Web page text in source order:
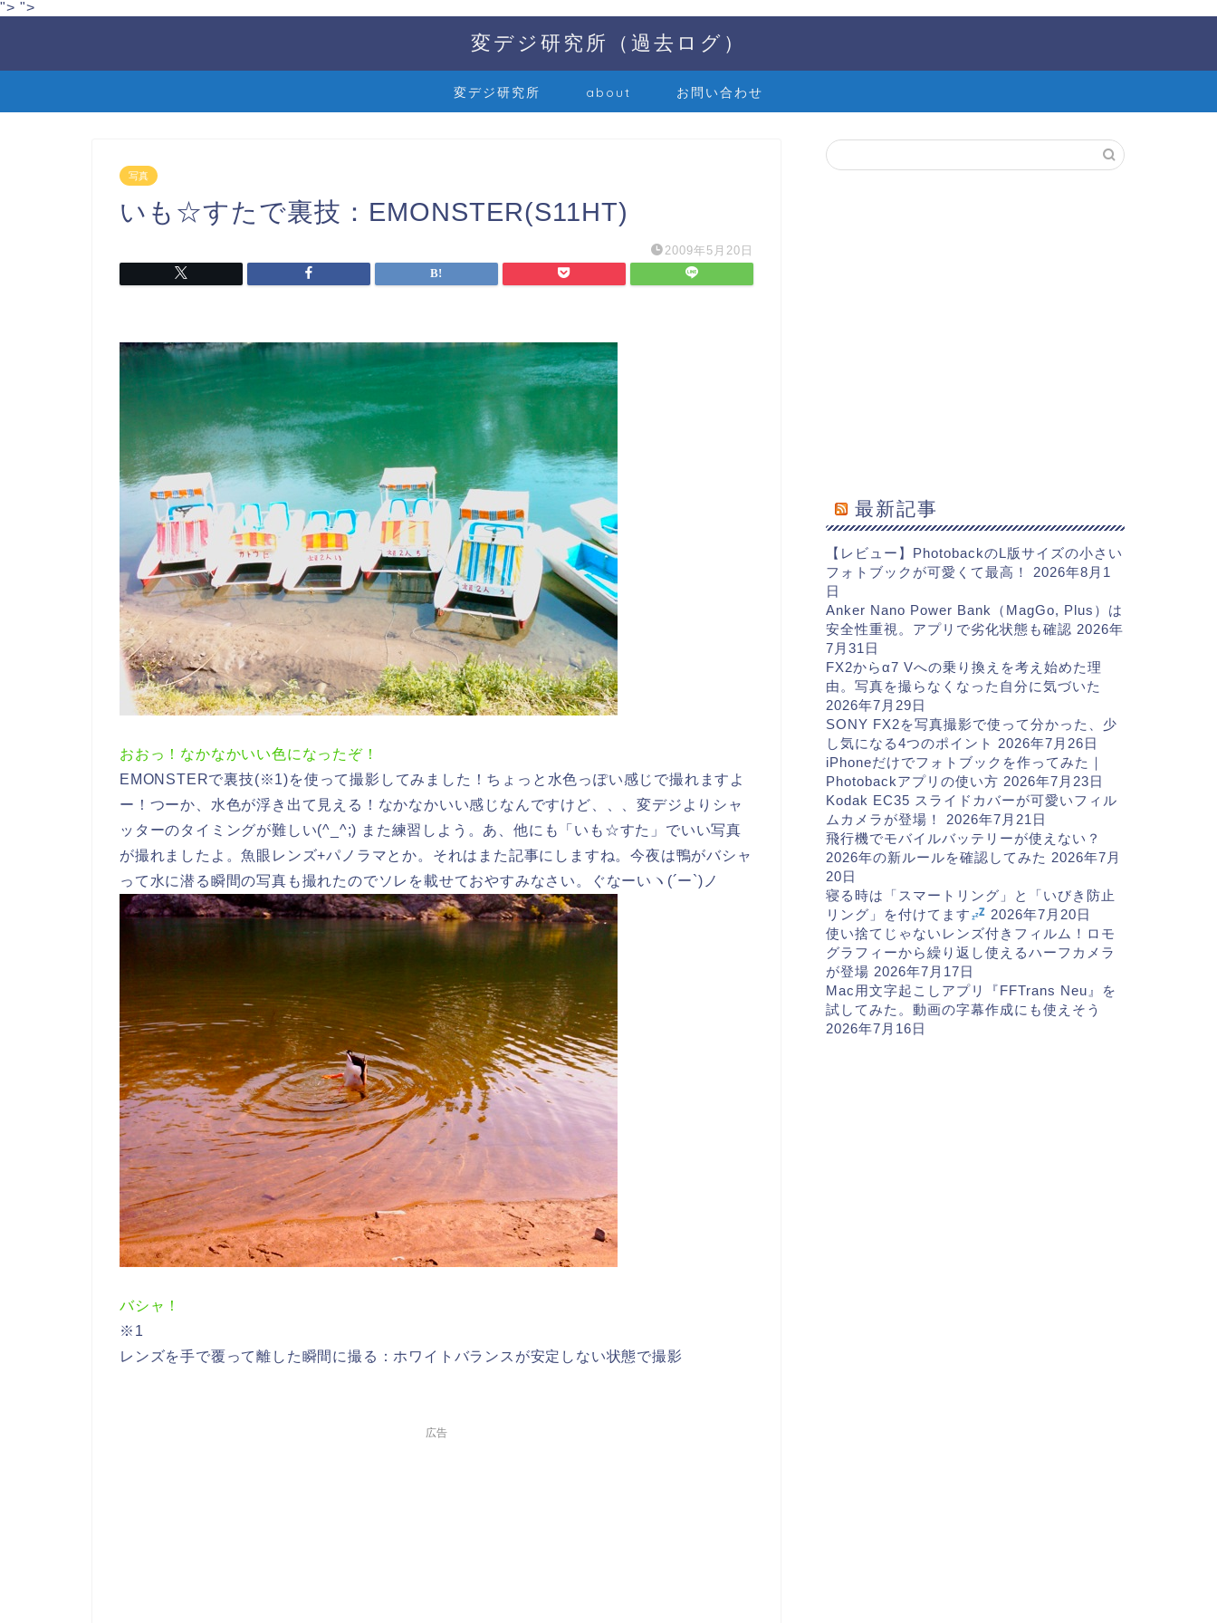
"> ">
変デジ研究所（過去ログ）
変デジ研究所 about お問い合わせ
写真
いも☆すたで裏技：EMONSTER(S11HT)
2009年5月20日
おおっ！なかなかいい色になったぞ！
EMONSTERで裏技(※1)を使って撮影してみました！ちょっと水色っぽい感じで撮れますよ
ー！つーか、水色が浮き出て見える！なかなかいい感じなんですけど、、、変デジよりシャ
ッターのタイミングが難しい(^_^;) また練習しよう。あ、他にも「いも☆すた」でいい写真
が撮れましたよ。魚眼レンズ+パノラマとか。それはまた記事にしますね。今夜は鴨がバシャ
って水に潜る瞬間の写真も撮れたのでソレを載せておやすみなさい。ぐなーいヽ(´ー`)ノ
バシャ！
※1
レンズを手で覆って離した瞬間に撮る：ホワイトバランスが安定しない状態で撮影
広告
最新記事
【レビュー】PhotobackのL版サイズの小さい
フォトブックが可愛くて最高！
2026年8月1
日
Anker Nano Power Bank（MagGo, Plus）は
安全性重視。アプリで劣化状態も確認 2026年
7月31日
FX2からα7 Vへの乗り換えを考え始めた理
由。写真を撮らなくなった自分に気づいた
2026年7月29日
SONY FX2を写真撮影で使って分かった、少
し気になる4つのポイント 2026年7月26日
iPhoneだけでフォトブックを作ってみた｜
Photobackアプリの使い方 2026年7月23日
Kodak EC35 スライドカバーが可愛いフィル
ムカメラが登場！
2026年7月21日
飛行機でモバイルバッテリーが使えない？
2026年の新ルールを確認してみた 2026年7月
20日
寝る時は「スマートリング」と「いびき防止
リング」を付けてます
2026年7月20日
使い捨てじゃないレンズ付きフィルム！ロモ
グラフィーから繰り返し使えるハーフカメラ
が登場 2026年7月17日
Mac用文字起こしアプリ『FFTrans Neu』を
試してみた。動画の字幕作成にも使えそう
2026年7月16日